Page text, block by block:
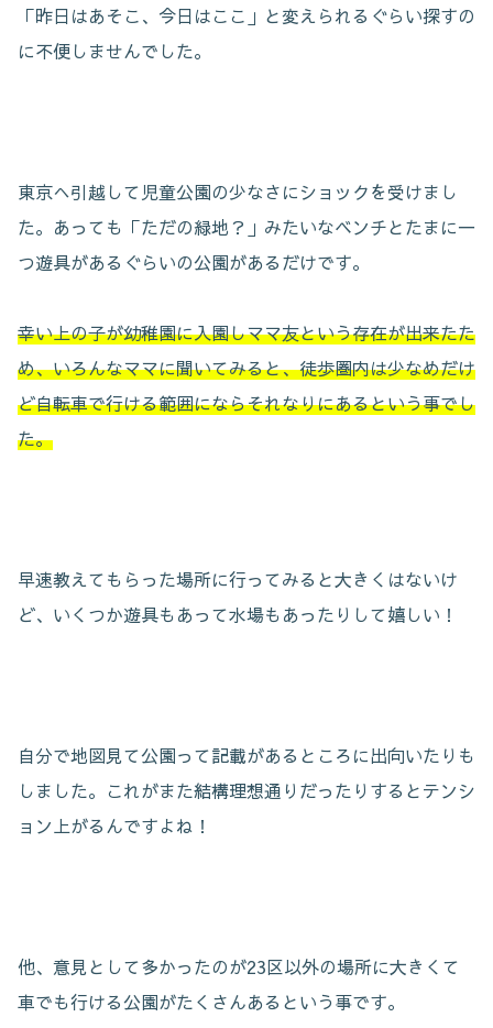
「昨日はあそこ、今日はここ」と変えられるぐらい探すの
に不便しませんでした。
東京へ引越して児童公園の少なさにショックを受けまし
た。あっても「ただの緑地？」みたいなベンチとたまに一
つ遊具があるぐらいの公園があるだけです。
幸い上の子が幼稚園に入園しママ友という存在が出来たた
め、いろんなママに聞いてみると、徒歩圏内は少なめだけ
ど自転車で行ける範囲にならそれなりにあるという事でし
た。
早速教えてもらった場所に行ってみると大きくはないけ
ど、いくつか遊具もあって水場もあったりして嬉しい！
自分で地図見て公園って記載があるところに出向いたりも
しました。これがまた結構理想通りだったりするとテンシ
ョン上がるんですよね！
他、意見として多かったのが23区以外の場所に大きくて
車でも行ける公園がたくさんあるという事です。